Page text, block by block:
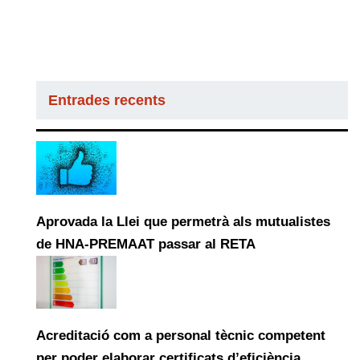
Entrades recents
Aprovada la Llei que permetrà als mutualistes
de HNA-PREMAAT passar al RETA
Acreditació com a personal tècnic competent